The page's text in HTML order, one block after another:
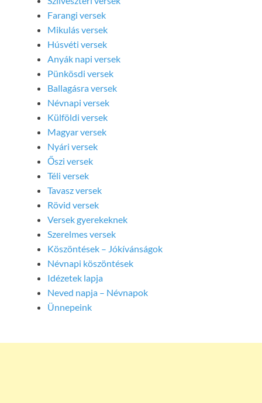
Farangi versek
Mikulás versek
Húsvéti versek
Anyák napi versek
Pünkösdi versek
Ballagásra versek
Névnapi versek
Külföldi versek
Magyar versek
Nyári versek
Őszi versek
Téli versek
Tavasz versek
Rövid versek
Versek gyerekeknek
Szerelmes versek
Köszöntések – Jókívánságok
Névnapi köszöntések
Idézetek lapja
Neved napja – Névnapok
Ünnepeink